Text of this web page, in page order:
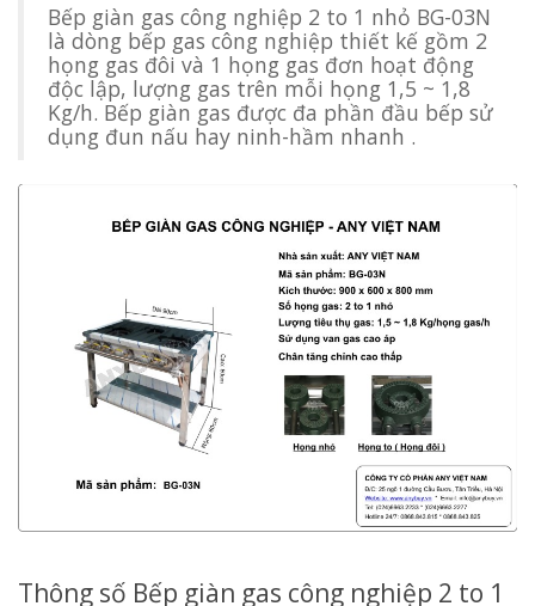
Bếp giàn gas công nghiệp 2 to 1 nhỏ BG-03N
là dòng bếp gas công nghiệp thiết kế gồm 2
họng gas đôi và 1 họng gas đơn hoạt động
độc lập, lượng gas trên mỗi họng 1,5 ~ 1,8
Kg/h. Bếp giàn gas được đa phần đầu bếp sử
dụng đun nấu hay ninh-hầm nhanh .
Thông số Bếp giàn gas công nghiệp 2 to 1